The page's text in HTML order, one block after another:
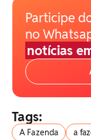
Participe
no
notícias
Tags:
A Fazenda a